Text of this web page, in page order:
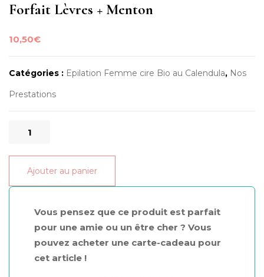
Forfait Lèvres + Menton
10,50€
Catégories : Epilation Femme cire Bio au Calendula, Nos
Prestations
quantité
Forfait
Lèvres
+
Ajouter au panier
Vous pensez que ce produit est parfait
pour une amie ou un être cher ? Vous
pouvez acheter une carte-cadeau pour
cet article !